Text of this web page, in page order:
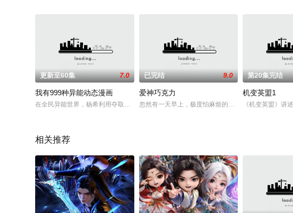
更新至60集 7.0
我有999种异能动态漫画
在全民异能世界，杨希利用夺取他人能力的异能，从一无所知的战斗小白，成长到横跨位面
已完结 9.0
爱神巧克力
忽然有一天早上，极度怕麻烦的高一男生江浩一迎来
第20集完结
机变英盟1
《机变英盟》讲
相关推荐